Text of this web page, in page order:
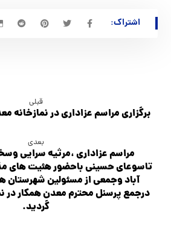
قبلی
برگزاري مراسم عزاداري در
بعدی
مراسم عزاداری ،مرثیه سرایی
تاسوعای حسینی باحضور هئیت های
آباد وجمعی از مسئولین شهرستان
درجمع پرسنل محترم معدن همکار در
گردید.